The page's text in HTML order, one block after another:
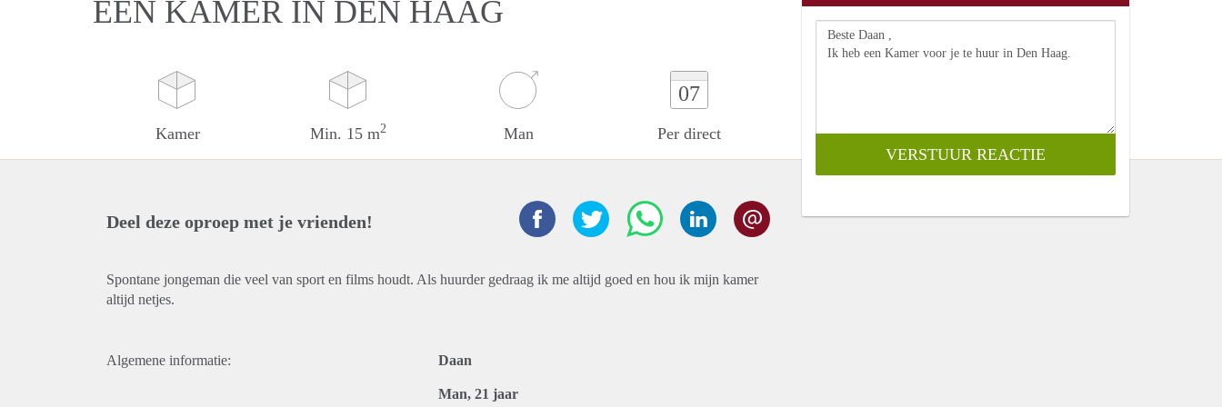
EEN KAMER IN DEN HAAG
Kamer Min. 15 m2 Man
07
Per direct
Deel deze oproep met je vrienden!
Spontane jongeman die veel van sport en films houdt. Als huurder gedraag ik me altijd goed en hou ik mijn kamer
altijd netjes.
Algemene informatie: Daan
Man, 21 jaar